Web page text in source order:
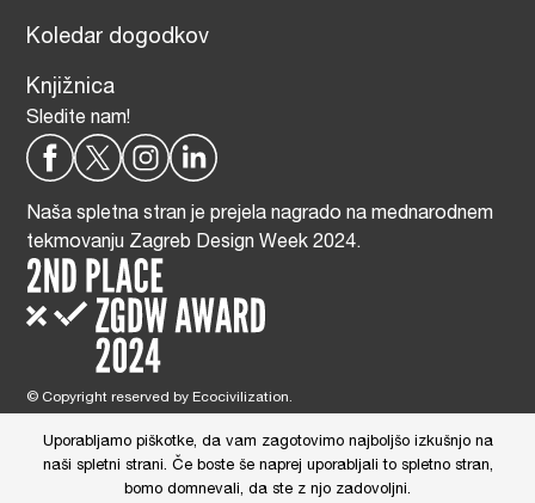
Koledar dogodkov
Knjižnica
Sledite nam!
Naša spletna stran je prejela nagrado na mednarodnem
tekmovanju Zagreb Design Week 2024.
© Copyright reserved by Ecocivilization.
Tim Radelj Remic (Reialesa), Administracija: Gloria Ribnikar Cimerman
This site is protected by reCAPTCHA and the Google Privacy Policyand
Terms of Serviceapply.
Uporabljamo piškotke, da vam zagotovimo najboljšo izkušnjo na
naši spletni strani. Če boste še naprej uporabljali to spletno stran,
bomo domnevali, da ste z njo zadovoljni.